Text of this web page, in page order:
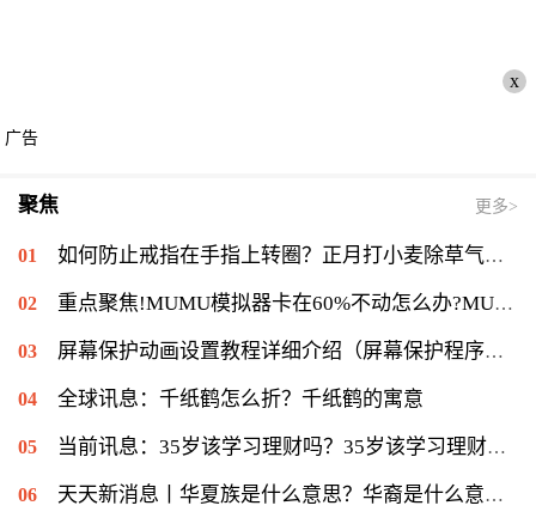
x
广告
聚焦 更多>
如何防止戒指在手指上转圈？正月打小麦除草气温多少能打？ 全球短讯
重点聚焦!MUMU模拟器卡在60%不动怎么办?MUMU模拟器卡在60%的解决流程
屏幕保护动画设置教程详细介绍（屏幕保护程序等待时间怎么设置）|当前速读
全球讯息：千纸鹤怎么折？千纸鹤的寓意
当前讯息：35岁该学习理财吗？35岁该学习理财会不会太迟？
天天新消息丨华夏族是什么意思？华裔是什么意思：华侨在侨居国生下的子女